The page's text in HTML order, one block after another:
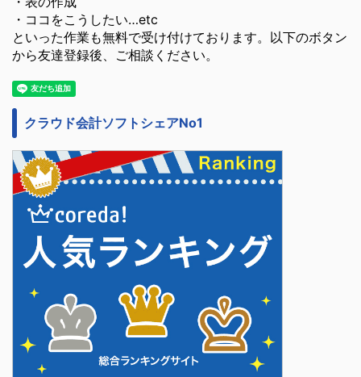
・ココをこうしたい…etc
といった作業も無料で受け付けております。以下のボタン
から友達登録後、ご相談ください。
クラウド会計ソフトシェアNo1